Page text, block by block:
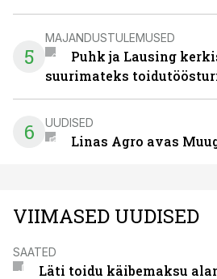
5
MAJANDUSTULEMUSED
Puhk ja Lausing
suurimateks
6 UUDISED
Linas Agro avas
VIIMASED UUDISED
SAATED
Läti toidu käibemaksu